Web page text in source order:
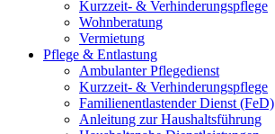
Kurzzeit- & Verhinderungspflege
Wohnberatung
Vermietung
Pflege & Entlastung
Ambulanter Pflegedienst
Kurzzeit- & Verhinderungspflege
Familienentlastender Dienst (FeD)
Anleitung zur Haushaltsführung